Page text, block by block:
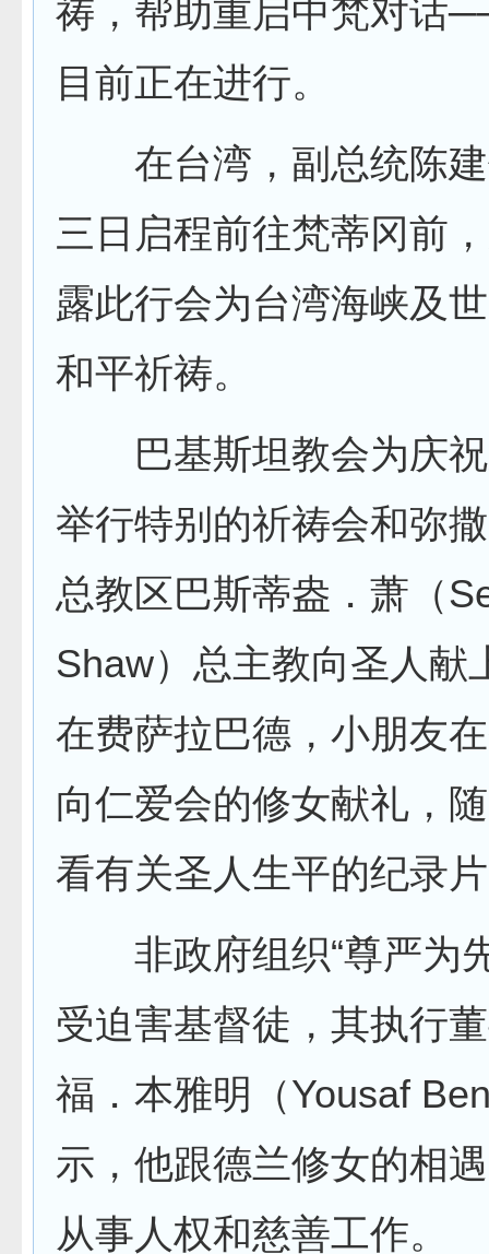
祷，帮助重启中梵对话
目前正在进行。
在台湾，副总统陈建
三日启程前往梵蒂冈前
露此行会为台湾海峡及
和平祈祷。
巴基斯坦教会为庆祝
举行特别的祈祷会和弥
总教区巴斯蒂盎．萧（
Shaw）总主教向圣人献
在费萨拉巴德，小朋友
向仁爱会的修女献礼，
看有关圣人生平的纪录
非政府组织“尊严为
受迫害基督徒，其执行
福．本雅明（Yousaf
示，他跟德兰修女的相
从事人权和慈善工作。